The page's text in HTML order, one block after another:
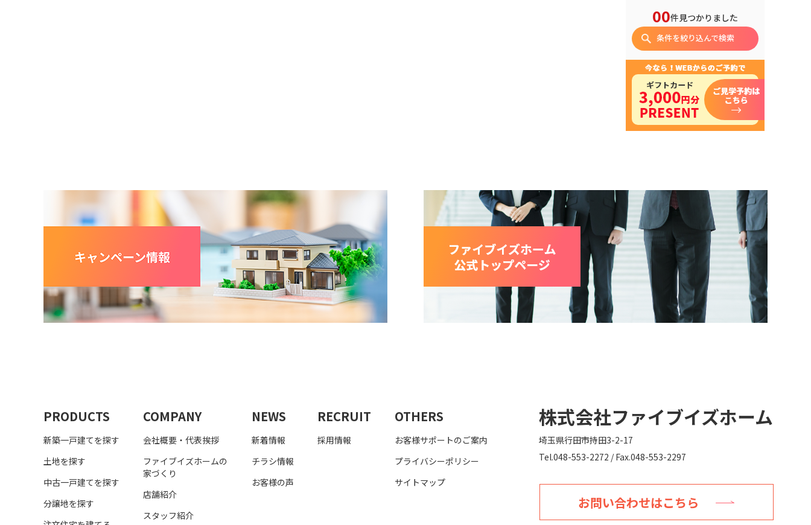
00件見つかりました
条件を絞り込んで検索
PRODUCTS
新築一戸建てを探す
土地を探す
中古一戸建てを探す
分譲地を探す
COMPANY
会社概要・代表挨拶
ファイブイズホームの
家づくり
店舗紹介
スタッフ紹介
NEWS
新着情報
チラシ情報
お客様の声
RECRUIT
採用情報
OTHERS
お客様サポートのご案内
プライバシーポリシー
サイトマップ
株式会社ファイブイズホーム
埼玉県行田市持田3-2-17
Tel.048-553-2272 / Fax.048-553-2297
お問い合わせはこちら